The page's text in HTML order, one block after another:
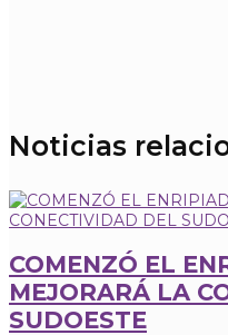
Noticias
COMENZÓ EL
MEJORARÁ LA
SUDOESTE